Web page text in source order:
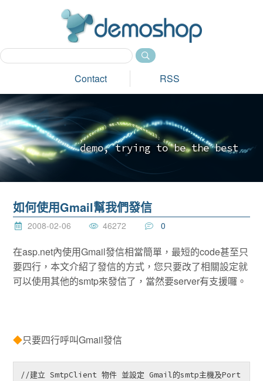
Contact RSS
demo, tryi ng to be the best_
如何使用Gmail幫我們發信
2008-02-06 46272 0
在asp.net內使用Gmail發信相當簡單，最短的code甚至只
要四行，本文介紹了發信的方式，您只要改了相關設定就
可以使用其他的smtp來發信了，當然要server有支援囉。
◆只要四行呼叫Gmail發信
//建立 SmtpClient 物件 並設定 Gmail的smtp主機及Port